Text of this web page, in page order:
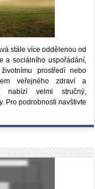
stále více oddělenou od
a sociálního uspořádání,
prostředí nebo
veřejného zdraví a
nabízí velmi stručný,
Pro podrobnosti navštivte